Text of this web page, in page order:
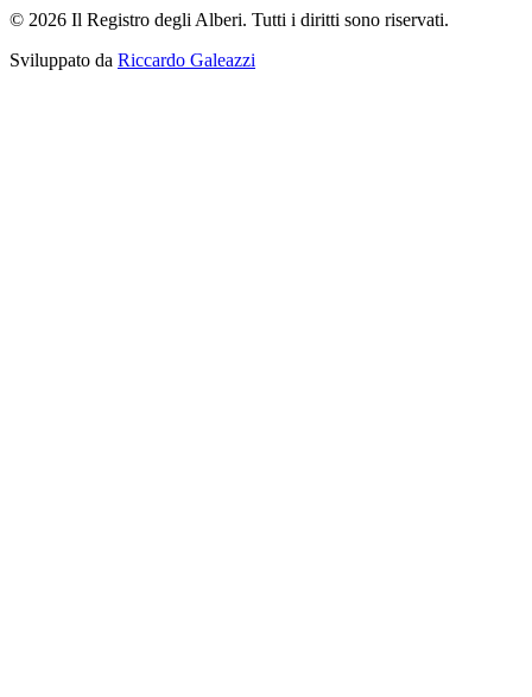
© 2026 Il Registro degli Alberi. Tutti i diritti sono riservati.
Sviluppato da Riccardo Galeazzi